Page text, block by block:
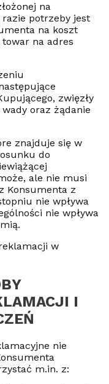
na
potrzeby jest
na koszt
na adres
zwięzły
oraz żądanie
znajduje się w
do
ale nie musi
Konsumenta z
nie wpływa
nie wpływa
w
I
nie
m.in. z: